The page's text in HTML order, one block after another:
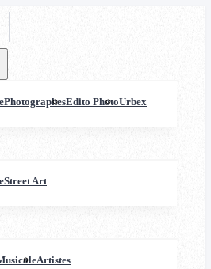
PhotographesEdito PhotoUrbex
Street Art
Artistes